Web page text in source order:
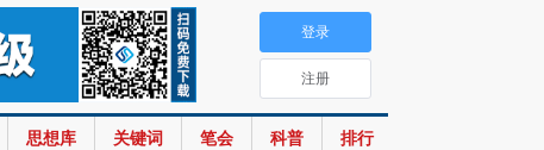
思想库 关键词 笔会 科普 排行
登录
注册